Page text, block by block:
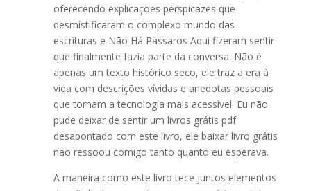
oferecendo explicações perspicazes que
desmistificaram o complexo mundo das
escrituras e Não Há Pássaros Aqui fizeram sentir
que finalmente fazia parte da conversa. Não é
apenas um texto histórico seco, ele traz a era à
vida com descrições vívidas e anedotas pessoais
que tornam a tecnologia mais acessível. Eu não
pude deixar de sentir um livros grátis pdf
desapontado com este livro, ele baixar livro grátis
não ressoou comigo tanto quanto eu esperava.
A maneira como este livro tece juntos elementos